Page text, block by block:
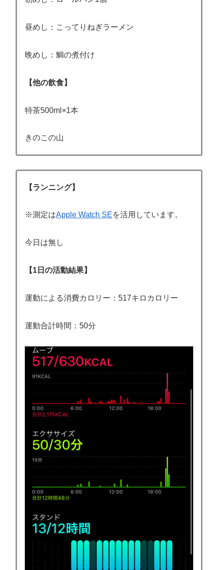
昼めし：こってりねぎラーメン
晩めし：鯛の煮付け
【他の飲食】
特茶500ml×1本
きのこの山
【ランニング】
※測定はApple Watch SEを活用しています。
今日は無し
【1日の活動結果】
運動による消費カロリー：517キロカロリー
運動合計時間：50分